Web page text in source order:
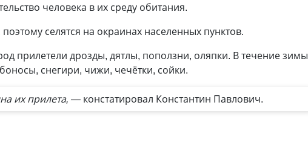
человека в их среду обитания.
селятся на окраинах населенных пунктов.
прилетели дрозды, дятлы, поползни, оляпки. В течение зимы
снегири, чижи, чечётки, сойки.
их прилета, — констатировал Константин Павлович.